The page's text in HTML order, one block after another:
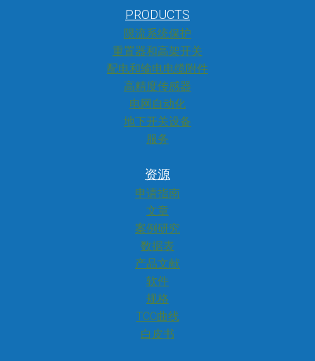
PRODUCTS
限流系统保护
重置器和高架开关
配电和输电电缆附件
高精度传感器
电网自动化
地下开关设备
服务
资源
申请指南
文章
案例研究
数据表
产品文献
软件
规格
TCC曲线
白皮书